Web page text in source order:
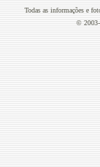
Todas as informações e
© 2003-